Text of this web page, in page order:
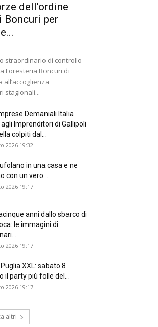
dell’ordine
Boncuri per
straordinario di controllo
Foresteria Boncuri di
stagionali...
Demaniali Italia
Imprenditori di Gallipoli
colpiti dal...
2026 19:32
in una casa e ne
con un vero...
2026 19:17
anni dallo sbarco di
le immagini di
2026 19:17
XXL: sabato 8
il party più folle del...
2026 19:17
altri